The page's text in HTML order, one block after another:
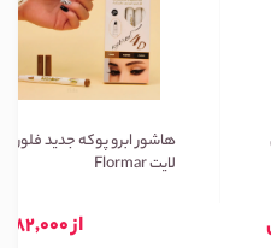
هاشور ابرو پوکه جدید
لایت Flormar
از 82,000 تومان